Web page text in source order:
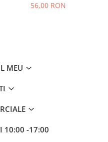
56,00 RON
MEU
10:00 -17:00